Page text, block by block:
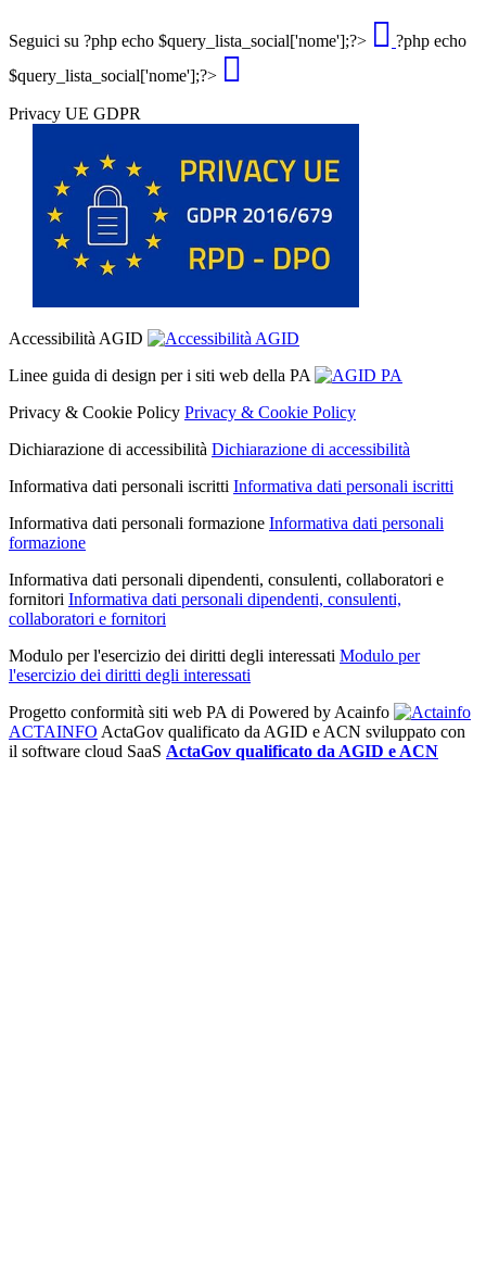
Seguici su ?php echo $query_lista_social['nome'];?>
?php echo
$query_lista_social['nome'];?>
Privacy UE GDPR
Accessibilità AGID
Linee guida di design per i siti web della PA
Privacy & Cookie Policy Privacy & Cookie Policy
Dichiarazione di accessibilità Dichiarazione di accessibilità
Informativa dati personali iscritti Informativa dati personali iscritti
Informativa dati personali formazione Informativa dati personali
formazione
Informativa dati personali dipendenti, consulenti, collaboratori e
fornitori Informativa dati personali dipendenti, consulenti,
collaboratori e fornitori
Modulo per l'esercizio dei diritti degli interessati Modulo per
l'esercizio dei diritti degli interessati
Progetto conformità siti web PA di Powered by Acainfo
ACTAINFO ActaGov qualificato da AGID e ACN sviluppato con
il software cloud SaaS ActaGov qualificato da AGID e ACN